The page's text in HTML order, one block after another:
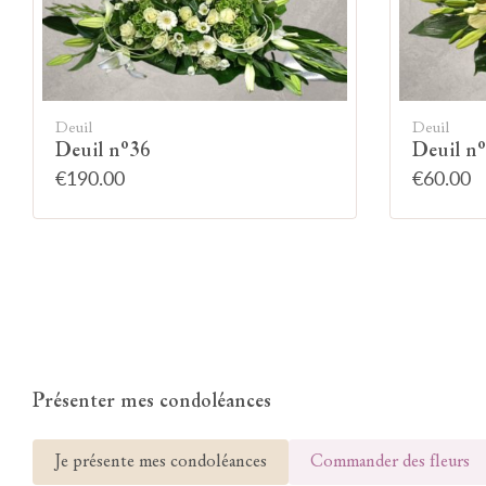
Deuil
Deuil n°36
€190.00
Deuil
Deuil
€60.00
Présenter mes condoléances
Je présente mes condoléances Commander des fleurs